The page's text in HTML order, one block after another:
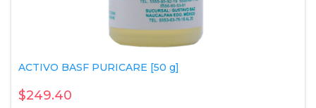
ACTIVO BASF PURICARE [50 g]
$249.40